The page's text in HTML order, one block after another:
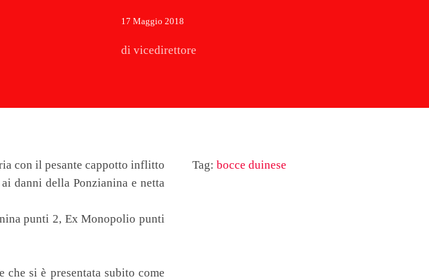
17 Maggio 2018
di vicedirettore
con il pesante cappotto inflitto
danni della Ponzianina e netta
punti 2, Ex Monopolio punti
si è presentata subito come
Tag: bocce duinese